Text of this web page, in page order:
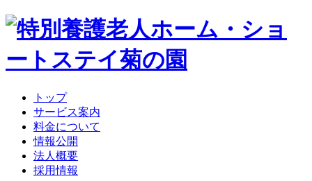
トップ
サービス案内
料金について
情報公開
法人概要
採用情報